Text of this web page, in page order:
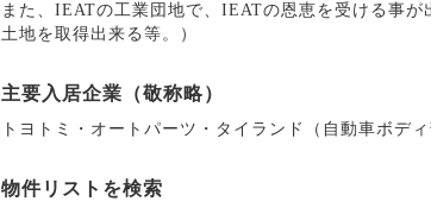
また、IEATの工業団地で、IEATの恩恵を受ける事
土地を取得出来る等。）
主要入居企業（敬称略）
トヨトミ・オートパーツ・タイランド（自動車ボディ
物件リストを検索